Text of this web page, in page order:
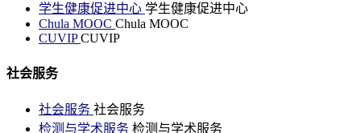
学生健康促进中心 学生健康促进中心
Chula MOOC Chula MOOC
CUVIPCUVIP
社会服务
社会服务 社会服务
检测与学术服务 检测与学术服务